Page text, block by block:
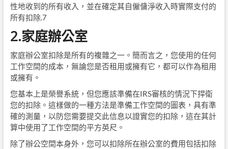
性地收到的所有收入，並在確定其自僱傭淨收入時實際支付的
所有扣除.7
2.家庭辦公室
家庭辦公室扣除是所有的複雜之一。簡而言之，您使用的任何
工作空間的成本，無論您是否租用或擁有它，都可以作為租用
或擁有。
您基本上是榮譽系統，但您應該準備在IRS審核的情況下捍衛
您的扣除。這樣做的一種方法是準備工作空間的圖表，具有準
確的測量，以防您需要提交此信息以證實您的扣除，這在其計
算中使用了工作空間的平方英尺。
除了辦公空間本身外，您可以扣除所在辦公室的費用包括扣除